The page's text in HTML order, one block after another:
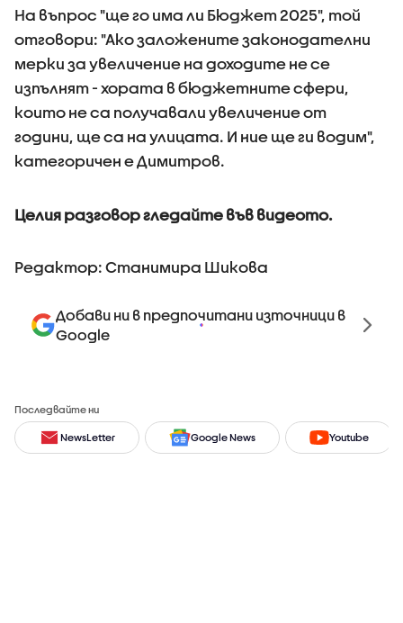
На въпрос "ще го има ли Бюджет 2025", той
отговори: "Ако заложените законодателни
мерки за увеличение на доходите не се
изпълнят - хората в бюджетните сфери,
които не са получавали увеличение от
години, ще са на улицата. И ние ще ги водим",
категоричен е Димитров.
Целия разговор гледайте във видеото.
Редактор: Станимира Шикова
Добави ни в предпочитани източници в
Google
Последвайте ни
NewsLetter Google News Youtube